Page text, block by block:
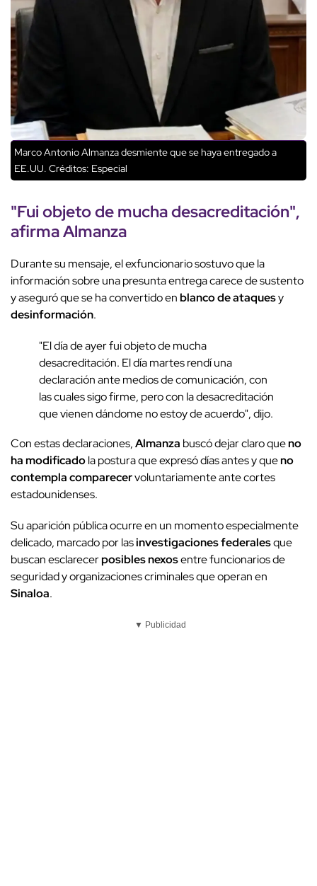
Marco Antonio Almanza desmiente que se haya entregado a
EE.UU. Créditos: Especial
"Fui objeto de mucha desacreditación",
afirmaAlmanza
Durante su mensaje, el exfuncionario sostuvo que la
información sobre una presunta entrega carece de sustento
y aseguró que se ha convertido enblanco de ataquesy
desinformación.
"El día de ayer fui objeto de mucha
desacreditación. El día martes rendí una
declaración ante medios de comunicación, con
las cuales sigo firme, pero con la desacreditación
que vienen dándome no estoy de acuerdo", dijo.
Con estas declaraciones,Almanza buscó dejar claro queno
ha modificadola postura que expresó días antes y queno
contempla comparecervoluntariamente ante cortes
estadounidenses.
Su aparición pública ocurre en un momento especialmente
delicado, marcado por lasinvestigaciones federalesque
buscan esclarecerposibles nexosentre funcionarios de
seguridad y organizaciones criminales que operan en
Sinaloa.
▼ Publicidad